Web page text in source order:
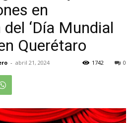
en
‘Día Mundial
Querétaro
- abril 21, 2024 0
1742